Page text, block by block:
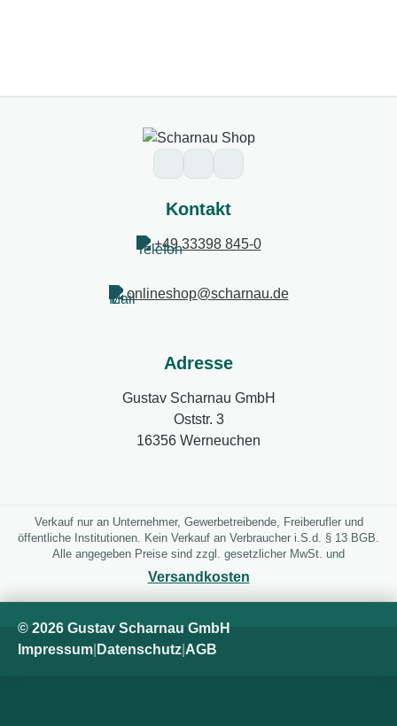
Kontakt
+49 33398 845-0
onlineshop@scharnau.de
Adresse
Gustav Scharnau GmbH
Oststr. 3
16356 Werneuchen
Verkauf nur an Unternehmer, Gewerbetreibende, Freiberufler und
öffentliche Institutionen. Kein Verkauf an Verbraucher i.S.d. § 13 BGB.
Alle angegeben Preise sind zzgl. gesetzlicher MwSt. und
Versandkosten
© 2026 Gustav Scharnau GmbH
Impressum Datenschutz AGB